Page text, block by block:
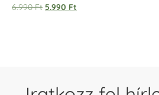
Értékelés:
5.00
6.990Ft 5.990 Ft